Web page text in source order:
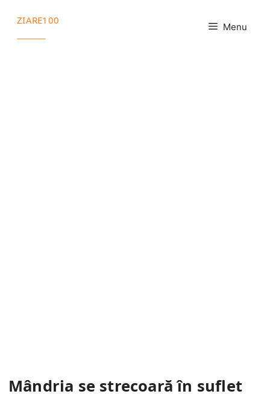
conținut
ZIARE100
Menu
Mândria se strecoară în suflet